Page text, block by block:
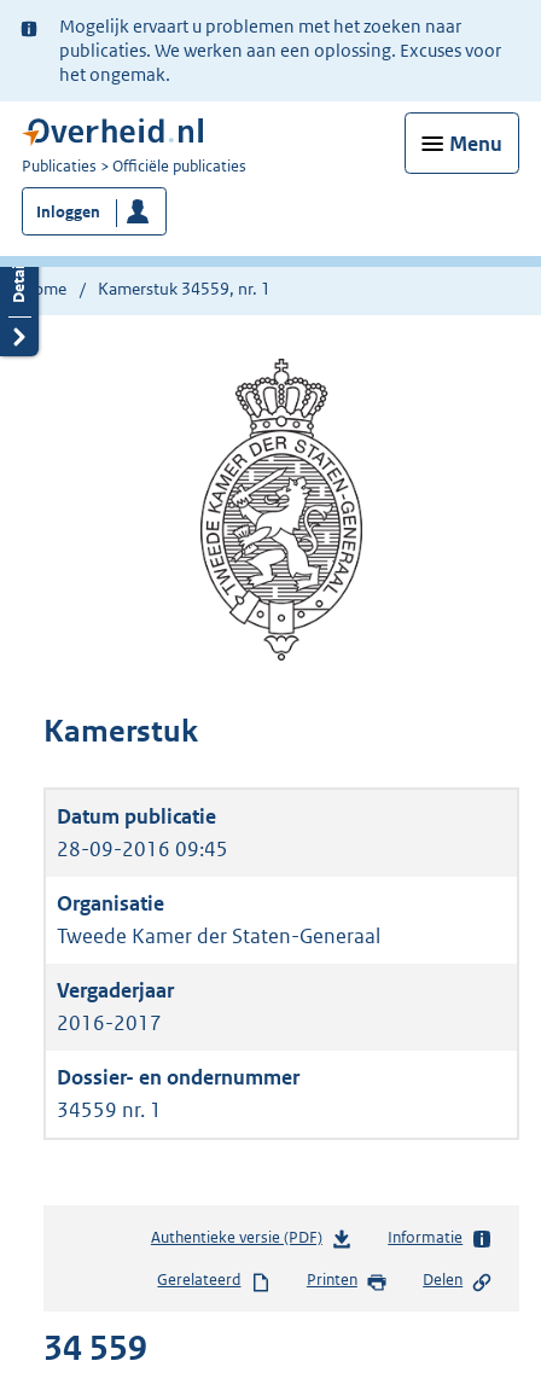
Ter
informatie:
Mogelijk ervaart u problemen met het zoeken naar
publicaties. We werken aan een oplossing. Excuses voor
het ongemak.
Menu
U
bent
nu
hier:
Publicaties Officiële publicaties
Inloggen
Home Kamerstuk 34559, nr. 1
Kamerstuk
28-09-2016 09:45
Tweede Kamer der Staten-Generaal
2016-2017
34559 nr. 1
Authentieke versie (PDF)b
s
Informatie
Gerelateerd Printen Delen
34 559